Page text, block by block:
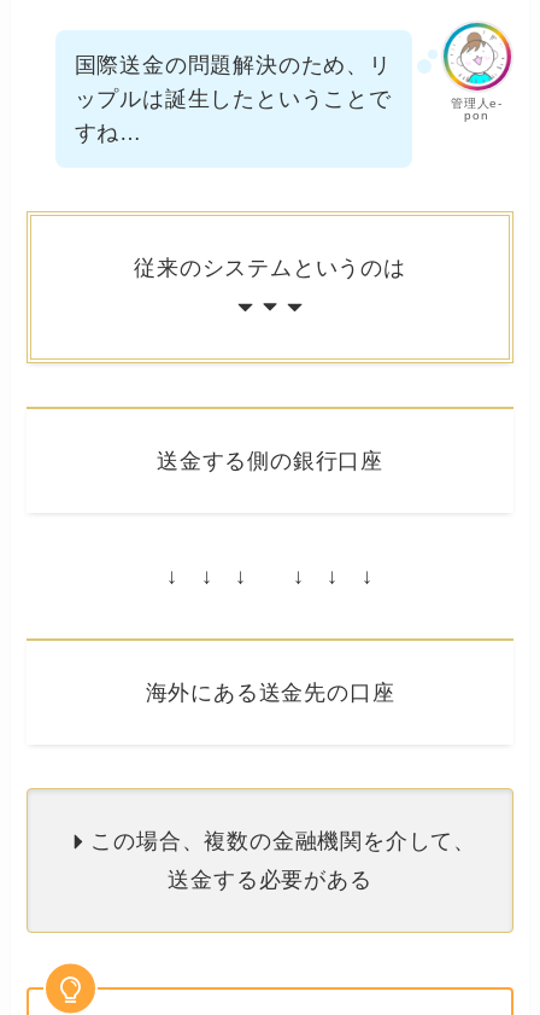
管理人e-
pon
国際送金の問題解決のため、リ
ップルは誕生したということで
すね…
従来のシステムというのは
送金する側の銀行口座
↓ ↓ ↓ ↓ ↓ ↓
海外にある送金先の口座
この場合、複数の金融機関を介して、
送金する必要がある